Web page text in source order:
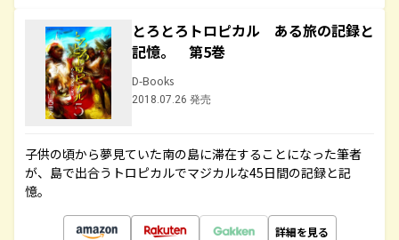
とろとろトロピカル ある旅の記録と
記憶。 第5巻
D-Books
2018.07.26 発売
子供の頃から夢見ていた南の島に滞在することになった筆者
が、島で出合うトロピカルでマジカルな45日間の記録と記
憶。
詳細を見る